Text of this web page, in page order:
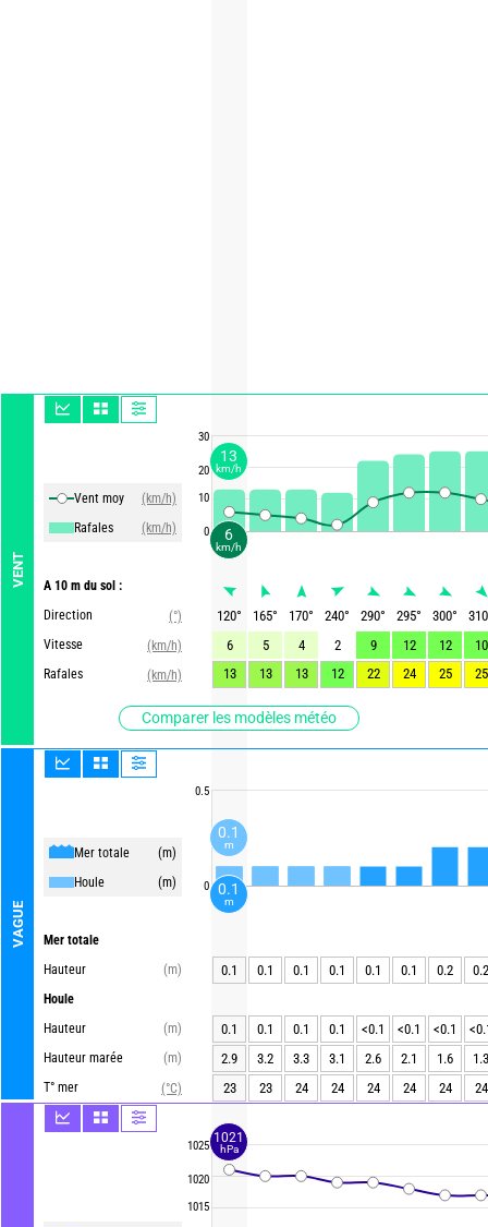
VENT
Vent moy
(km/h)
Rafales
(km/h)
A 10 m du sol :
Direction
(°)
Vitesse
(km/h)
Rafales
(km/h)
Comparer les modèles météo
VAGUE
Mer totale
(m)
Houle
(m)
Mer totale
Hauteur
(m)
Houle
Hauteur
(m)
Hauteur marée
(m)
T° mer
(°C)
30
20
10
0
0.5
0
1025
1020
1015
120° 165° 170° 240° 290° 295° 300°
310
6
5 4 2 9 12 12
10
13
13 13 12 22 24 25 25
0.1 0.1 0.1 0.1 0.1 0.1 0.2 0.2
0.1 0.1 0.1 0.1 <0.1 <0.1 <0.1
2.9
3.2 3.3 3.1 2.6 2.1 1.6
1.3
23
23 24 24 24 24 24 24
6
km/h
13
km/h
0.1
m
0.1
m
1021
hPa